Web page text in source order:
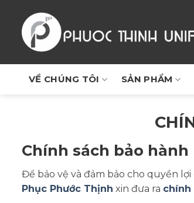
VỀ CHÚNG TÔI SẢN PHẨM
Chính sách bảo hành
Để bảo vệ và đảm bảo cho quyền
Phục Phước Thịnh xin đưa ra chính